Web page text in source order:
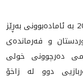
پێشنيوه‌ڕۆى ئه‌مڕۆ پێنجشه‌ممه‌ 2026/5/14 بە ئامادەبوونی بەڕێز
و فه‌رمانده‌ى
دەرچوونی خولی
دوو لە زاخۆ